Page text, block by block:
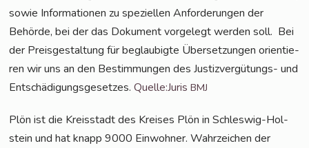
sowie Infor­ma­tio­nen zu spe­zi­el­len Anfor­de­run­gen der
Behör­de, bei der das Doku­ment vor­ge­legt wer­den soll. Bei
der Preis­ge­stal­tung für beglau­big­te Über­set­zun­gen ori­en­tie­
ren wir uns an den Bestim­mun­gen des Jus­tiz­ver­gü­tungs- und
Ent­schä­di­gungs­ge­set­zes.Quelle:JurisBMJ
Plön ist die Kreis­stadt des Krei­ses Plön in Schles­wig-Hol­
stein und hat knapp 9000 Ein­woh­ner. Wahr­zei­chen der